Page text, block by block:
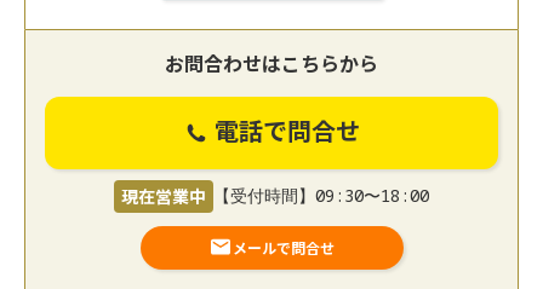
お問合わせはこちらから
電話で問合せ
現在営業中 【受付時間】09:30〜18:00
メールで問合せ